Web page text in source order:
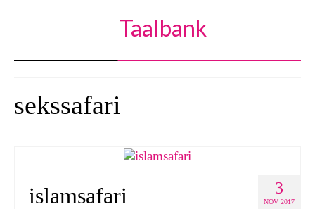
Taalbank
sekssafari
3
NOV 2017
islamsafari